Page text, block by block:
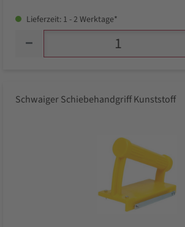
Lieferzeit: 1 - 2 Werktage*
Schwaiger Schiebehandgriff Kunststoff